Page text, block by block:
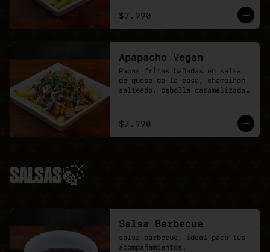
$7.990
Apapacho Vegan
Papas fritas bañadas en salsa
de queso de la casa, champiñon
salteado, cebolla caramelizada,
$7.990
SALSAS🍃
Salsa Barbecue
salsa barbecue, ideal para tus
acompañamientos.